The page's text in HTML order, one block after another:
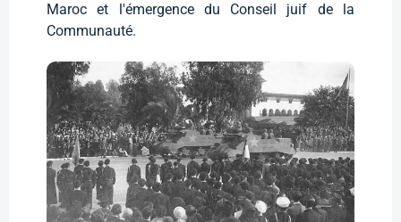
Maroc et l'émergence du Conseil juif de la
Communauté.